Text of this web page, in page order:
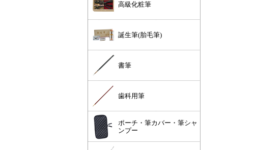
高級化粧筆
誕生筆(胎毛筆)
書筆
歯科用筆
ポーチ・筆カバー・筆シャ
ンプー